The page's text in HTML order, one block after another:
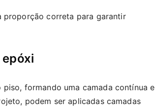
proporção correta para garantir
formando uma camada contínua e
podem ser aplicadas camadas